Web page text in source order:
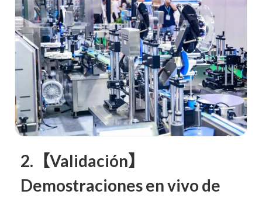
2.【Validación】
Demostraciones en vivo de